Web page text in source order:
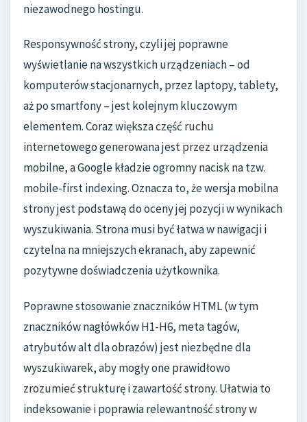
niezawodnego hostingu.
Responsywność strony, czyli jej poprawne
wyświetlanie na wszystkich urządzeniach – od
komputerów stacjonarnych, przez laptopy, tablety,
aż po smartfony – jest kolejnym kluczowym
elementem. Coraz większa część ruchu
internetowego generowana jest przez urządzenia
mobilne, a Google kładzie ogromny nacisk na tzw.
mobile-first indexing. Oznacza to, że wersja mobilna
strony jest podstawą do oceny jej pozycji w wynikach
wyszukiwania. Strona musi być łatwa w nawigacji i
czytelna na mniejszych ekranach, aby zapewnić
pozytywne doświadczenia użytkownika.
Poprawne stosowanie znaczników HTML (w tym
znaczników nagłówków H1-H6, meta tagów,
atrybutów alt dla obrazów) jest niezbędne dla
wyszukiwarek, aby mogły one prawidłowo
zrozumieć strukturę i zawartość strony. Ułatwia to
indeksowanie i poprawia relewantność strony w